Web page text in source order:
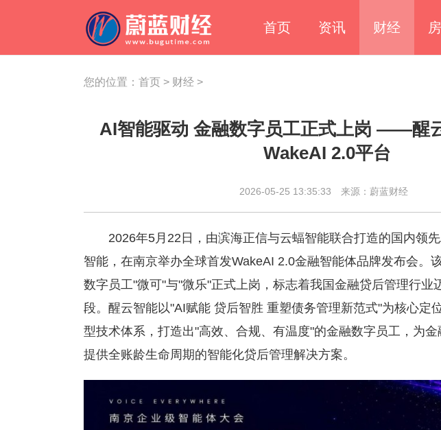
首页 资讯 财经
您的位置： 首页 > 财经 >
AI智能驱动 金融数字员工正式上岗 ——醒
WakeAI 2.0平台
2026-05-25 13:35:33 来源：蔚蓝财经
2026年5月22日，由滨海正信与云蝠智能联合打造的国内领先
智能，在南京举办全球首发WakeAI 2.0金融智能体品牌发布会。
数字员工"微可"与"微乐"正式上岗，标志着我国金融贷后管理行业
段。醒云智能以"AI赋能 贷后智胜 重塑债务管理新范式"为核心定
型技术体系，打造出"高效、合规、有温度"的金融数字员工，为金
提供全账龄生命周期的智能化贷后管理解决方案。